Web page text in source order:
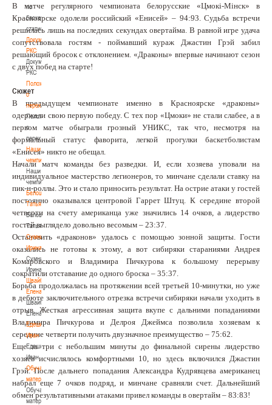
по
баскетбольной
статистике
Документы
РКС
Документы
РКС
Положение
о
переходах
Положение
о
переходах
Наши
чемпионы
Наши
чемпионы
Белошапко
Татьяна
Белошапко
Татьяна
Сумникова
Ирина
Сумникова
Ирина
Швайбович
Елена
Швайбович
Елена
Едешко
Иван
Едешко
Иван
Обучающие
материалы
Обучающие
материалы
В матче регулярного чемпионата белорусские «Цмокi-Мiнск» в
Красноярске одолели российский «Енисей» – 94:93. Судьба встречи
решилась лишь на последних секундах овертайма. В равной игре удача
сопутствовала гостям - поймавший кураж Джастин Грэй забил
решающий бросок с отклонением. «Драконы» впервые начинают сезон
с двух побед на старте!
Сюжет
В предыдущем чемпионате именно в Красноярске «драконы»
одержали свою первую победу. С тех пор «Цмоки» не стали слабее, а в
первом матче обыграли грозный УНИКС, так что, несмотря на
формальный статус фаворита, легкой прогулки баскетболистам
«Енисея» никто не обещал.
Начали матч команды без разведки. И, если хозяева уповали на
индивидуальное мастерство легионеров, то минчане сделали ставку на
пик-н-роллы. Это и стало приносить результат. На острие атаки у гостей
постоянно оказывался центровой Гаррет Штуц. К середине второй
четверти на счету американца уже значились 14 очков, а лидерство
гостей выглядело довольно весомым – 23:37.
Остановить «драконов» удалось с помощью зонной защиты. Гости
оказались не готовы к этому, а вот сибиряки стараниями Андрея
Комаровского и Владимира Пичкурова к большому перерыву
сократили отставание до одного броска – 35:37.
Борьба продолжалась на протяжении всей третьей 10-минутки, но уже
в дебюте заключительного отрезка встречи сибиряки начали уходить в
отрыв. Жесткая агрессивная защита вкупе с дальними попаданиями
Владимира Пичкурова и Делроя Джеймса позволила хозяевам к
середине четверти получить двузначное преимущество – 75:62.
Еще за три с небольшим минуты до финальной сирены лидерство
хозяев исчислялось комфортными 10, но здесь включился Джастин
Грэй. После дальнего попадания Александра Кудрявцева американец
набрал еще 7 очков подряд, и минчане сравняли счет. Дальнейший
обмен результативными атаками привел команды в овертайм – 83:83!